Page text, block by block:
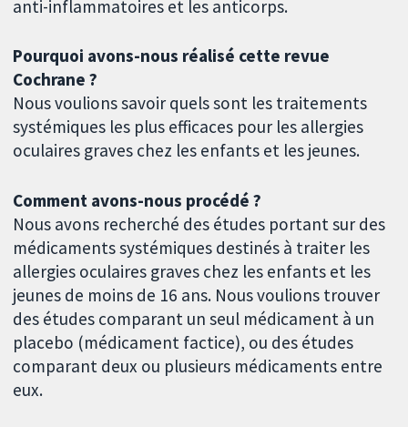
anti-inflammatoires et les anticorps.
Pourquoi avons-nous réalisé cette revue
Cochrane ?
Nous voulions savoir quels sont les traitements
systémiques les plus efficaces pour les allergies
oculaires graves chez les enfants et les jeunes.
Comment avons-nous procédé ?
Nous avons recherché des études portant sur des
médicaments systémiques destinés à traiter les
allergies oculaires graves chez les enfants et les
jeunes de moins de 16 ans. Nous voulions trouver
des études comparant un seul médicament à un
placebo (médicament factice), ou des études
comparant deux ou plusieurs médicaments entre
eux.